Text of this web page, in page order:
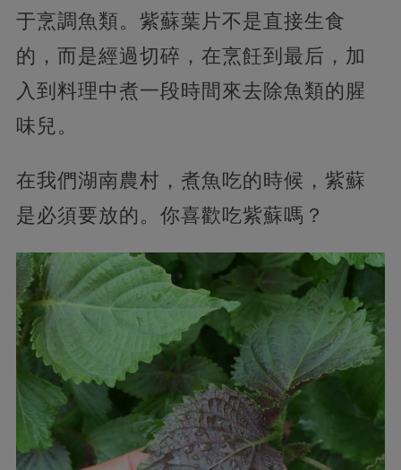
于烹調魚類。紫蘇葉片不是直接生食
的，而是經過切碎，在烹飪到最后，加
入到料理中煮一段時間來去除魚類的腥
味兒。
在我們湖南農村，煮魚吃的時候，紫蘇
是必須要放的。你喜歡吃紫蘇嗎？